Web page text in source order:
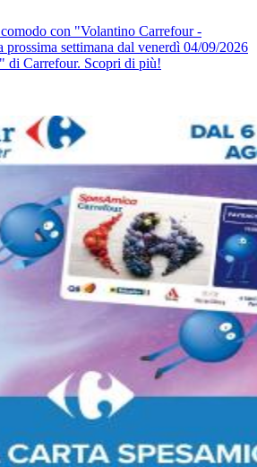
con "Volantino Carrefour -
prossima settimana dal venerdì 04/09/2026
di Carrefour. Scopri di più!